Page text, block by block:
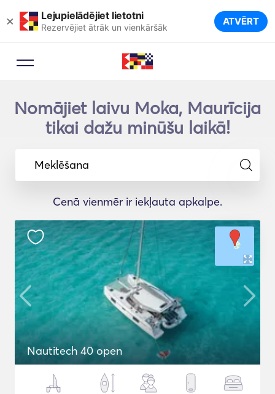
× Lejupielādējiet lietotni
Rezervējiet ātrāk un vienkāršāk ATVĒRT
Nomājiet laivu Moka, Maurīcija
tikai dažu minūšu laikā!
Meklēšana
Cenā vienmēr ir iekļauta apkalpe.
Nautitech 40 open